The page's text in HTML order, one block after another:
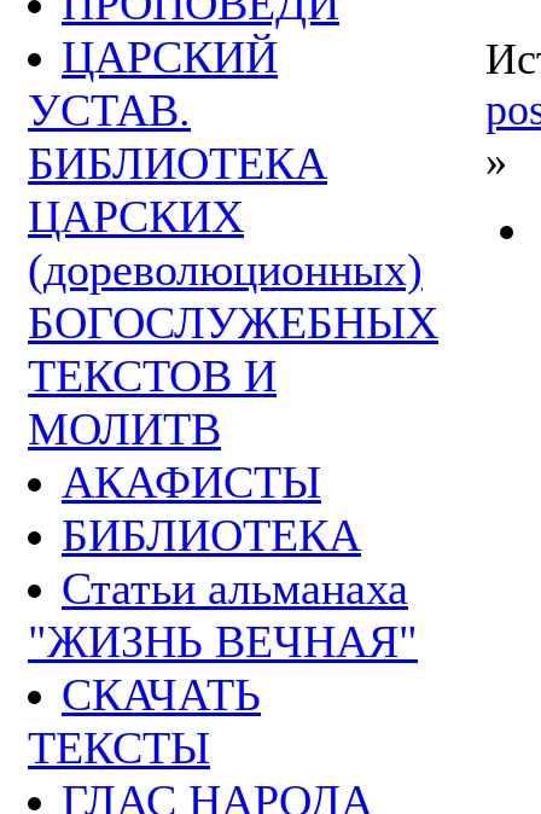
ЦАРСКИЙ
УСТАВ.
БИБЛИОТЕКА
ЦАРСКИХ
(дореволюционных)
БОГОСЛУЖЕБНЫХ
ТЕКСТОВ И
МОЛИТВ
АКАФИСТЫ
БИБЛИОТЕКА
Статьи альманаха
"ЖИЗНЬ ВЕЧНАЯ"
СКАЧАТЬ
ТЕКСТЫ
ГЛАС НАРОДА
»